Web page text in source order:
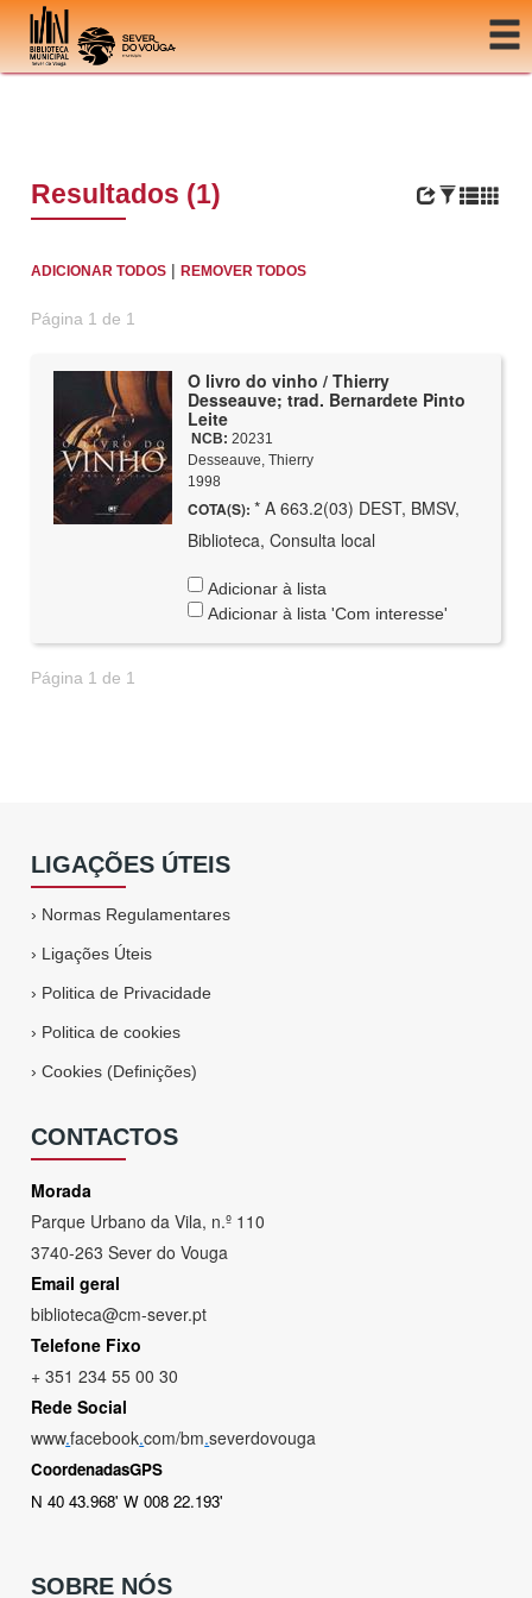
Ir para o conteúdo
Resultados (1)
ADICIONAR TODOS |REMOVER TODOS
Página 1 de 1
O livro do vinho / Thierry
Desseauve; trad. Bernardete Pinto
Leite
NCB: 20231
Desseauve, Thierry
1998
COTA(S): * A 663.2(03) DEST, BMSV,
Biblioteca, Consulta local
Adicionar à lista
Adicionar à lista 'Com interesse'
Página 1 de 1
LIGAÇÕES ÚTEIS
› Normas Regulamentares
› Ligações Úteis
› Politica de Privacidade
› Politica de cookies
›Cookies (Definições)
CONTACTOS
Morada
Parque Urbano da Vila, n.º 110
3740-263 Sever do Vouga
Email geral
biblioteca@cm-sever.pt
Telefone Fixo
+ 351 234 55 00 30
Rede Social
www.facebook.com/bm.severdovouga
CoordenadasGPS
N 40 43.968' W 008 22.193'
SOBRE NÓS